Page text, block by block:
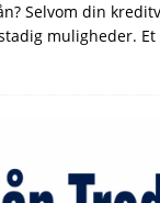
Selvom din
muligheder.